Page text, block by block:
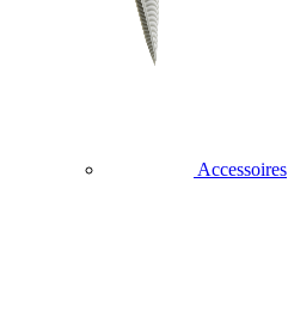
Accessoires